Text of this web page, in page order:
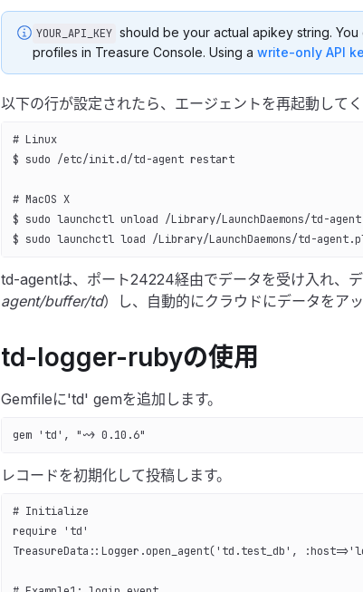
YOUR_API_KEY should be your actual apikey string.
profiles in Treasure Console. Using a write-only API
以下の行が設定されたら、エージェントを再起動してく
# Linux
$ sudo /etc/init.d/td-agent restart
# MacOS X
$ sudo launchctl unload /Library/LaunchDaemons/td-
$ sudo launchctl load /Library/LaunchDaemons/td-
td-agentは、ポート24224経由でデータを受け入れ、
agent/buffer/td）し、自動的にクラウドにデータをアッ
td-logger-rubyの使用
Gemfileに'td' gemを追加します。
gem 'td', "~> 0.10.6"
レコードを初期化して投稿します。
# Initialize
require 'td'
TreasureData::Logger.open_agent('td.test_db',